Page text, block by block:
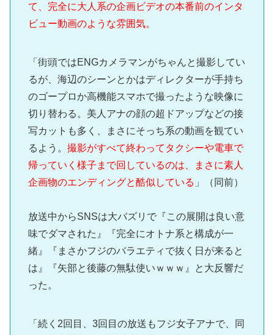
て、完全に大人系の企画ビデオの本番前のインタ
ビュー動画のような雰囲気。
「街頭ではENGカメラマンがちゃんと撮影してい
るが、海辺のシーンとかはディレクターが手持ち
のゴープロか高機能スマホで撮ったような映像に
切り替わる。美人アナの顔の超ドアップなどの接
写カットも多く、まさにそっち系の動画を観てい
るよう。 撮影がすべて終わってタクシーや電車で
帰っていく様子まで回しているのは、まさに素人
企画物のエンディングと酷似している 」（同前）
放送中からSNSは大バズリで『この展開は良い意
味でダマされた』『完全にオトナ系と構成が一
緒』『まさかフジのバラエティで抜く日が来ると
は』『矢部と後藤の無駄使いｗｗｗ』と大反響だ
った。
「続く2回目、3回目の放送もフジ女子アナで、同